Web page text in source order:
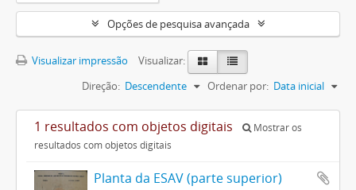
Opções de pesquisa avançada
Visualizar impressão
Visualizar:
Ordenar por: Data inicial
Direção: Descendente
1 resultados com objetos digitais
Mostrar os
resultados com objetos digitais
Planta da ESAV (parte superior)